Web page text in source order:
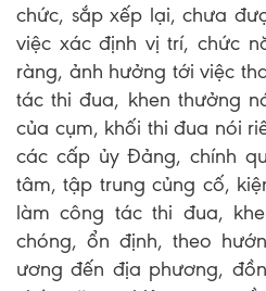
chức, sắp xếp lại, chưa
việc xác định vị trí, chức
ràng, ảnh hưởng tới việc
tác thi đua, khen thưởng
của cụm, khối thi đua nói
các cấp ủy Đảng, chính
tâm, tập trung củng cố,
làm công tác thi đua,
chóng, ổn định, theo
ương đến địa phương,